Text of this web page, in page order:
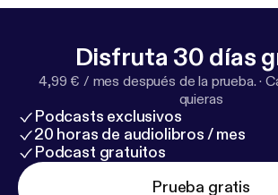
Disfruta 30 días
4,99 € / mes después de la prueba. ·
quieras
Podcasts exclusivos
20 horas de audiolibros / mes
Podcast gratuitos
Prueba gratis